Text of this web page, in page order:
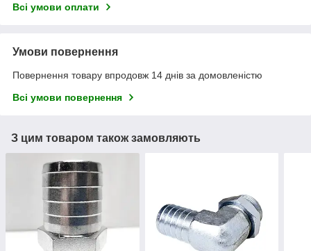
Всі умови оплати
Умови повернення
Повернення товару впродовж 14 днів за домовленістю
Всі умови повернення
З цим товаром також замовляють